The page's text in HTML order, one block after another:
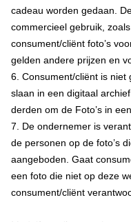
cadeau worden gedaan.
commercieel gebruik,
consument/cliënt foto’s
gelden andere prijzen en
6. Consument/cliënt is niet
slaan in een digitaal
derden om de Foto’s in
7. De ondernemer is
de personen op de foto’s
aangeboden. Gaat
een foto die niet op deze
consument/cliënt